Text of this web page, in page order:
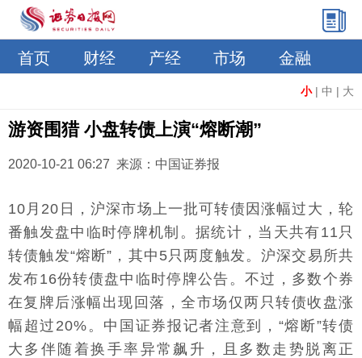
首页 财经 产经 市场 金融
小| 中 | 大
游资围猎 小盘转债上演“熔断潮”
2020-10-21 06:27 来源：中国证券报
10月20日，沪深市场上一批可转债因涨幅过大，轮
番触发盘中临时停牌机制。据统计，当天共有11只
转债触发“熔断”，其中5只两度触发。沪深交易所共
发布16份转债盘中临时停牌公告。不过，多数个券
在复牌后涨幅出现回落，全市场仅两只转债收盘涨
幅超过20%。中国证券报记者注意到，“熔断”转债
大多伴随着换手率异常飙升，且多数走势脱离正